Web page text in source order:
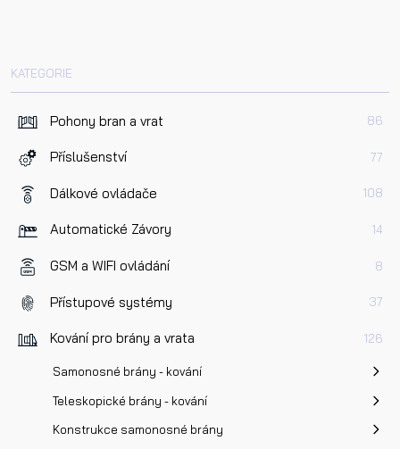
KATEGORIE
Pohony bran a vrat 86
Příslušenství 77
Dálkové ovládače 108
Automatické Závory 14
GSM a WIFI ovládání 8
Přístupové systémy 37
Kování pro brány a vrata 126
Samonosné brány - kování
Teleskopické brány - kování
Konstrukce samonosné brány